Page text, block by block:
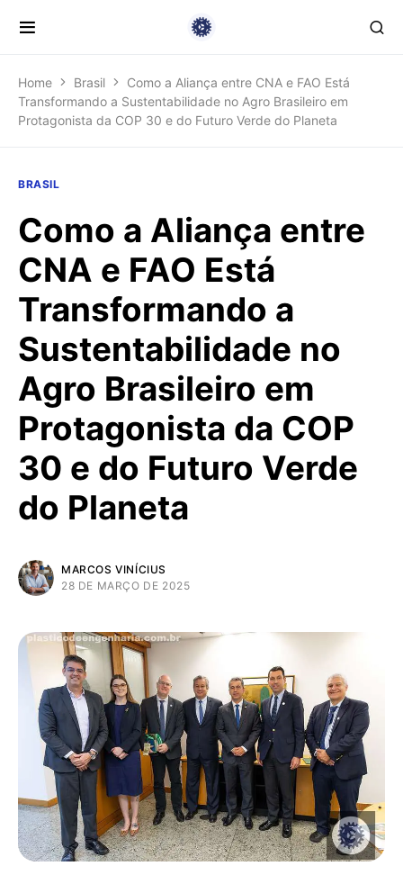
Home Brasil
Como a Aliança entre CNA e FAO Está
Transformando a Sustentabilidade no Agro Brasileiro em
Protagonista da COP 30 e do Futuro Verde do Planeta
BRASIL
Como a Aliança entre
CNA e FAO Está
Transformando a
Sustentabilidade no
Agro Brasileiro em
Protagonista da COP
30 e do Futuro Verde
do Planeta
MARCOS VINÍCIUS
28 DE MARÇO DE 2025